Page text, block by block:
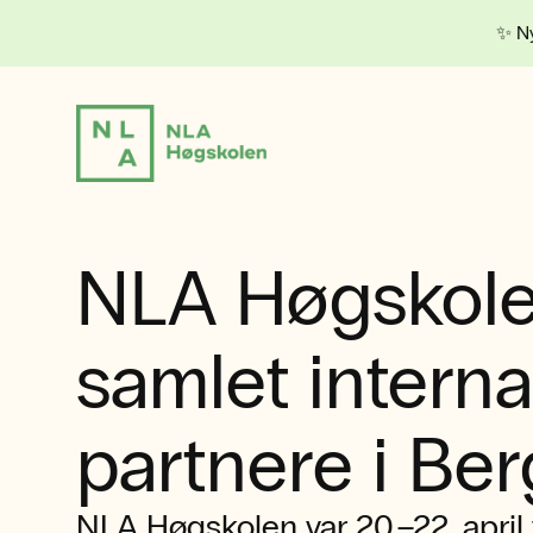
✨
NLA
samlet
partnere i